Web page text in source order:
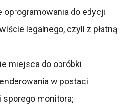
oprogramowania do edycji
legalnego, czyli z płatną
miejsca do obróbki
w postaci
sporego monitora;